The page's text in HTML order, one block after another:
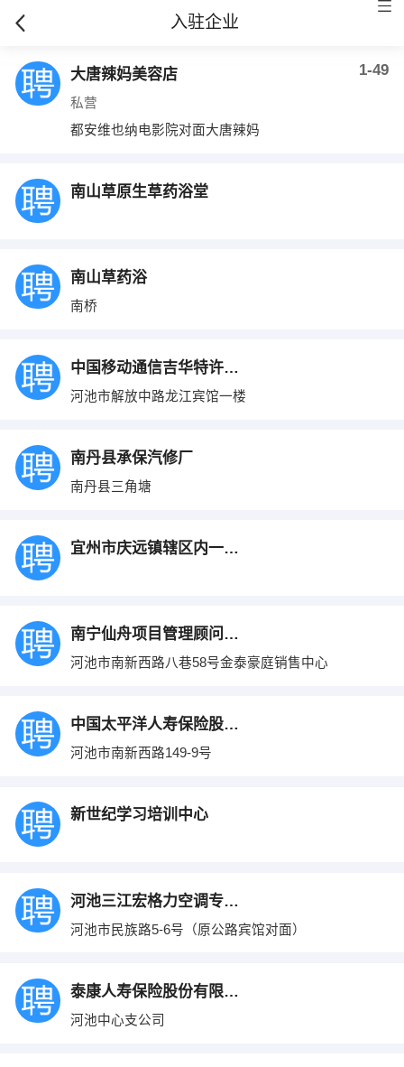
入驻企业
大唐辣妈美容店 1-49
私营
都安维也纳电影院对面大唐辣妈
南山草原生草药浴堂
南山草药浴
南桥
中国移动通信吉华特许专营店
河池市解放中路龙江宾馆一楼
南丹县承保汽修厂
南丹县三角塘
宜州市庆远镇辖区内一所幼儿园
南宁仙舟项目管理顾问有限公司河池项目
河池市南新西路八巷58号金泰豪庭销售中心
中国太平洋人寿保险股份有限责任公司
河池市南新西路149-9号
新世纪学习培训中心
河池三江宏格力空调专卖店
河池市民族路5-6号（原公路宾馆对面）
泰康人寿保险股份有限公司
河池中心支公司